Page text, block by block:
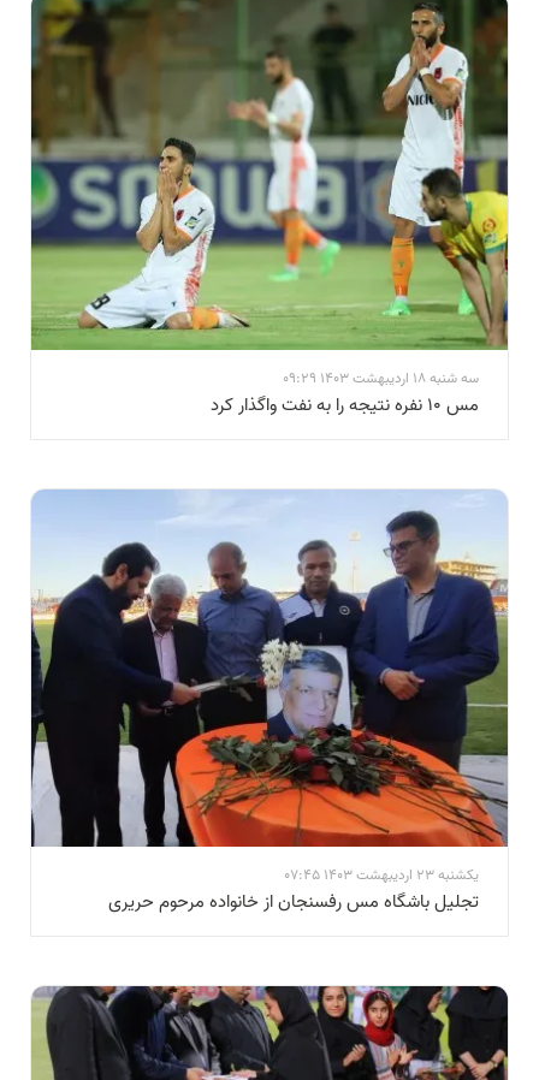
سه شنبه 18 اردیبهشت 1403 09:29
مس ۱۰ نفره نتیجه را به نفت واگذار کرد
یکشنبه 23 اردیبهشت 1403 07:45
تجلیل باشگاه مس رفسنجان از خانواده مرحوم حریری